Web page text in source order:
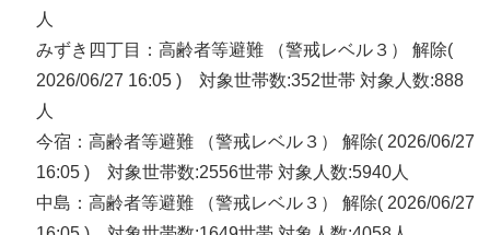
人
みずき四丁目：高齢者等避難 （警戒レベル３） 解除(
2026/06/27 16:05 ) 対象世帯数:352世帯 対象人数:888
人
今宿：高齢者等避難 （警戒レベル３） 解除( 2026/06/27
16:05 ) 対象世帯数:2556世帯 対象人数:5940人
中島：高齢者等避難 （警戒レベル３） 解除( 2026/06/27